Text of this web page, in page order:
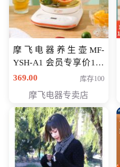
摩飞电器养生壶MF-
YSH-A1 会员专享价198
元
369.00 库存100
摩飞电器专卖店